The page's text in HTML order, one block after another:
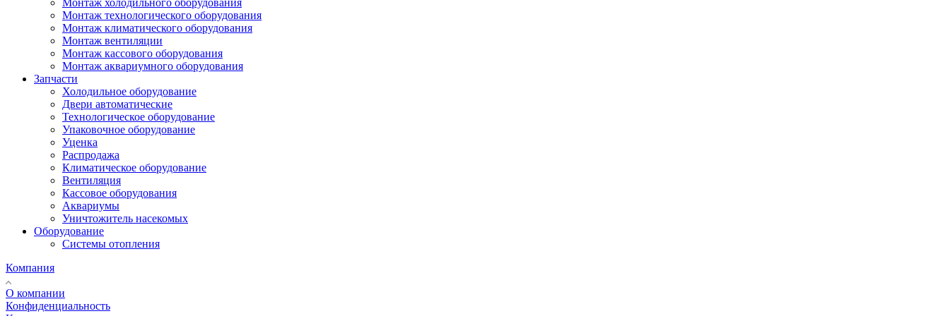
Монтаж технологического оборудования
Монтаж климатического оборудования
Монтаж вентиляции
Монтаж кассового оборудования
Монтаж аквариумного оборудования
Запчасти
Холодильное оборудование
Двери автоматические
Технологическое оборудование
Упаковочное оборудование
Уценка
Распродажа
Климатическое оборудование
Вентиляция
Кассовое оборудования
Аквариумы
Уничтожитель насекомых
Оборудование
Системы отопления
Компания
О компании
Конфиденциальность